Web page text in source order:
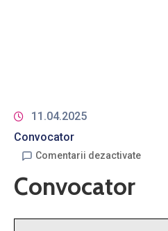
11.04.2025
Convocator
Comentarii dezactivate
Convocator